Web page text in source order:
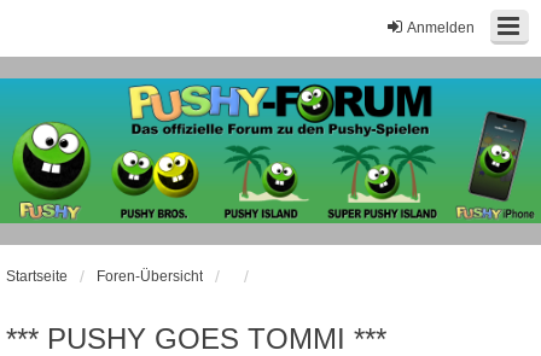
Anmelden
Startseite Foren-Übersicht
*** PUSHY GOES TOMMI ***